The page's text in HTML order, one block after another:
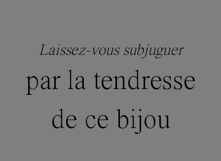
Laissez-vous subjuguer
par la tendresse
de ce bijou